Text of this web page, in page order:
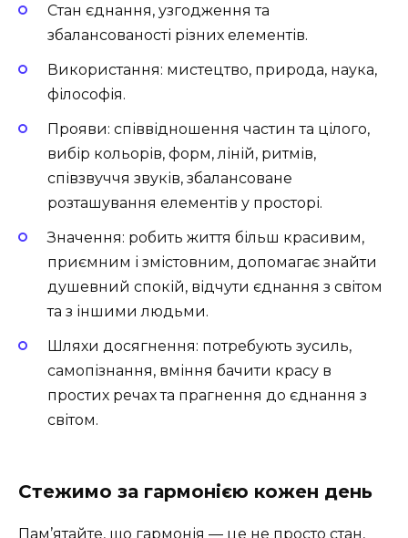
Стан єднання, узгодження та
збалансованості різних елементів.
Використання: мистецтво, природа, наука,
філософія.
Прояви: співвідношення частин та цілого,
вибір кольорів, форм, ліній, ритмів,
співзвуччя звуків, збалансоване
розташування елементів у просторі.
Значення: робить життя більш красивим,
приємним і змістовним, допомагає знайти
душевний спокій, відчути єднання з світом
та з іншими людьми.
Шляхи досягнення: потребують зусиль,
самопізнання, вміння бачити красу в
простих речах та прагнення до єднання з
світом.
Стежимо за гармонією кожен день
Пам’ятайте, що гармонія — це не просто стан,